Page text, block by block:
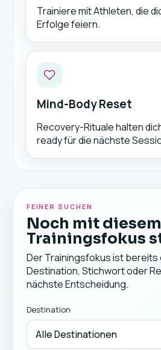
Trainiere mit Athleten, die
Erfolge feiern.
Mind-Body Reset
Recovery-Rituale halten
ready für die nächste
FEINER SUCHEN
Noch mit diesem
Trainingsfokus
Der Trainingsfokus ist
Destination, Stichwort oder
nächste Entscheidung.
Destination